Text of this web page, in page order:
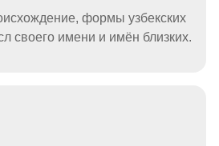
формы узбекских
своего имени и имён близких.